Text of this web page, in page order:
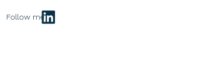
LinkedIn